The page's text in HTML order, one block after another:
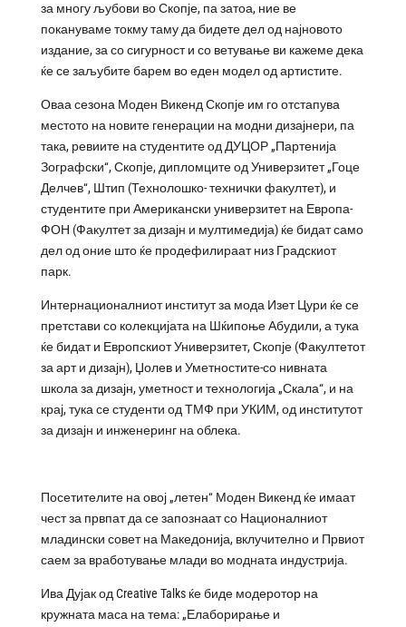
за многу љубови во Скопје, па затоа, ние ве
покануваме токму таму да бидете дел од најновото
издание, за со сигурност и со ветување ви кажеме дека
ќе се заљубите барем во еден модел од артистите.
Оваа сезона Моден Викенд Скопје им го отстапува
местото на новите генерации на модни дизајнери, па
така, ревиите на студентите од ДУЦОР „Партенија
Зографски“, Скопје, дипломците од Универзитет „Гоце
Делчев“, Штип (Технолошко- технички факултет), и
студентите при Американски универзитет на Европа-
ФОН (Факултет за дизајн и мултимедија) ќе бидат само
дел од оние што ќе продефилираат низ Градскиот
парк.
Интернационалниот институт за мода Изет Цури ќе се
претстави со колекцијата на Шќипоње Абудили, а тука
ќе бидат и Европскиот Универзитет, Скопје (Факултетот
за арт и дизајн), Џолев и Уметностите-со нивната
школа за дизајн, уметност и технологија „Скала“, и на
крај, тука се студенти од ТМФ при УКИМ, од институтот
за дизајн и инженеринг на облека.
Посетителите на овој „летен“ Моден Викенд ќе имаат
чест за првпат да се запознаат со Националниот
младински совет на Македонија, вклучително и Првиот
саем за вработување млади во модната индустрија.
Ива Дујак од Creative Talks ќе биде модеротор на
кружната маса на тема: „Елаборирање и